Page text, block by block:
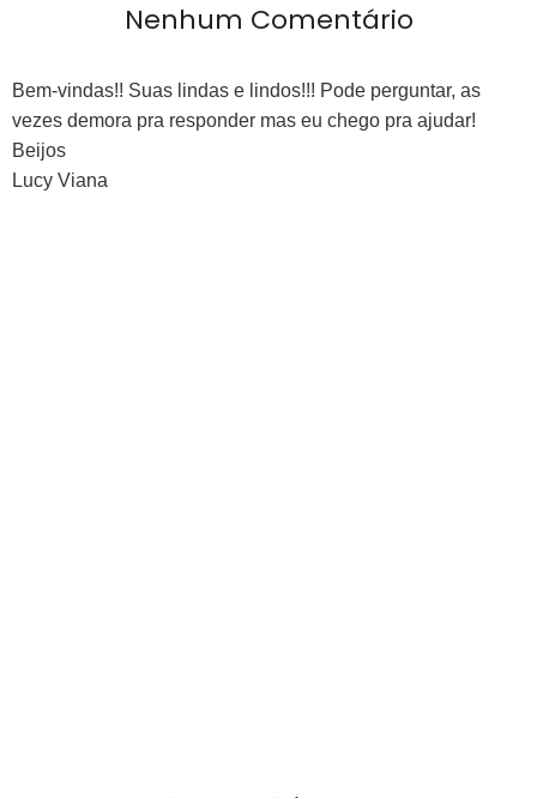
Nenhum Comentário
Bem-vindas!! Suas lindas e lindos!!! Pode perguntar, as
vezes demora pra responder mas eu chego pra ajudar!
Beijos
Lucy Viana